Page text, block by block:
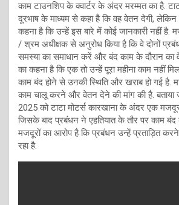
काम टाउनशिप के क्वार्टर के अंदर मरम्मत का है.
दूरभाष के माध्यम से कहा है कि वह वेतन देगी,
कहना है कि उन्हें इस बारे में कोई जानकारी नहीं है.
/ श्रम अधीक्षक से अनुरोध किया है कि वे दोनों
समस्या का समाधान करें और बंद काम के दौरान का
का कहना है कि एक तो उन्हें पूरा महीना काम नहीं
काम बंद होने से उनकी स्थिति और खराब हो गई है.
काम चालू करने और वेतन देने की मांग की है. बताया
2025 को टाटा मोटर्स कारखाना के अंदर एक
जिसके बाद प्रबंधन ने एहतियात के तौर पर काम बंद
मजदूरों का आरोप है कि प्रबंधन उन्हें प्रताड़ित
रहा है.